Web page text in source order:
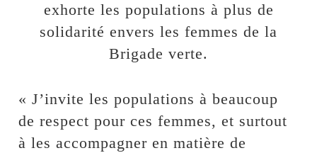
exhorte les populations à plus de
solidarité envers les femmes de la
Brigade verte.
« J’invite les populations à beaucoup
de respect pour ces femmes, et surtout
à les accompagner en matière de